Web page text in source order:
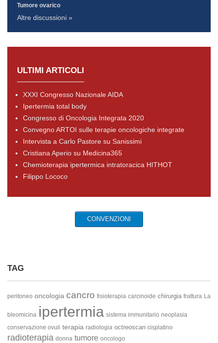
Tumore ovarico
Altre discussioni »
ULTIMI ARTICOLI
XXXI Congresso Nazionale AIDA
Ipertermia total body
Congresso di Oncologia Integrata 2020
Convegno ARTOI sulle terapie oncologiche integrate
Intervista a Carlo Pastore su Sanissimi
Cristiana Aperio su Medicina365
Chemioterapia ipertermica intratoracica HITHOT
Filippo Lococo
CONVENZIONI
TAG
peritoneo oncologia cancro fisioterapia carcinoide chirurgia frattura La
bleomicina ipertermia sistema immunitario neoplasia
conservazione ovuli terapia radiologia octreoscan cisplatino
radioterapia donna tumore oncologo